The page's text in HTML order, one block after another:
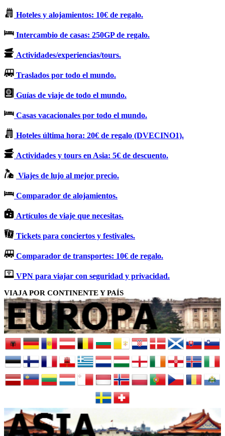
Hoteles y alojamientos: 10€ de regalo.
Intercambio de casas: 250GP de regalo.
Actividades/experiencias/tours.
Traslados por todo el mundo.
Guías de viaje de todo el mundo.
Casas vacacionales por todo el mundo.
Hoteles última hora: 20€ de regalo (DVECINO1).
Actividades y tours en Asia: 5€ de descuento.
Viajes de lujo al mejor precio.
Comparador de alojamientos.
Artículos de viaje que necesitas.
Tickets para conciertos y festivales.
Comparador de transportes: 10€ de regalo.
VPN para viajar con seguridad y privacidad.
VIAJA POR CONTINENTE Y PAÍS